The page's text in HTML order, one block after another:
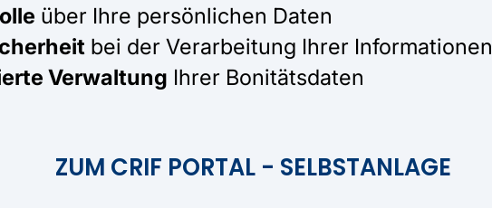
über Ihre persönlichen Daten
bei der Verarbeitung Ihrer Informationen
Verwaltung Ihrer Bonitätsdaten
ZUM CRIF PORTAL - SELBSTANLAGE